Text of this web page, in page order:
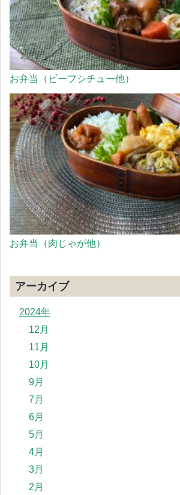
お弁当（ビーフシチュー他）
お弁当（肉じゃが他）
アーカイブ
2024年
12月
11月
10月
9月
7月
6月
5月
4月
3月
2月